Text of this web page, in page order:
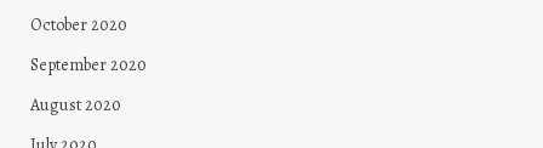
October 2020
September 2020
August 2020